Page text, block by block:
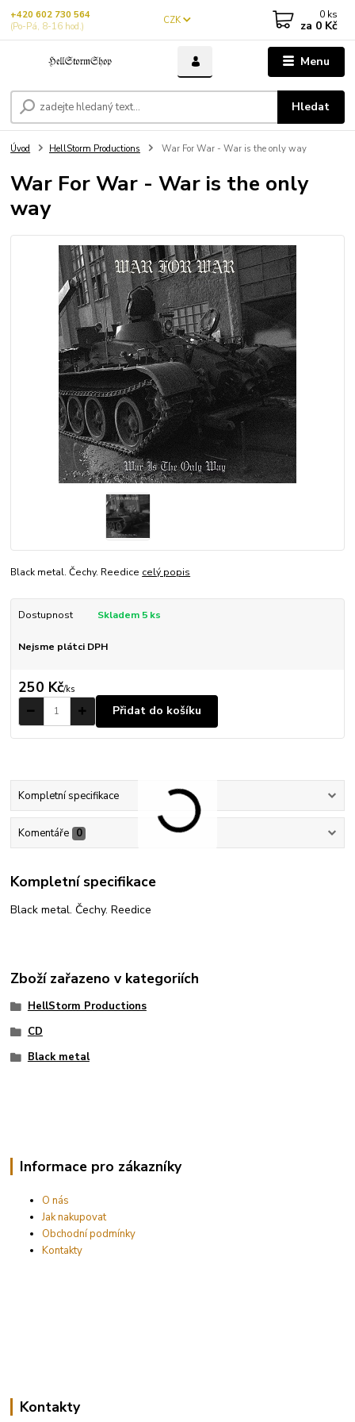
Menu
CZK
Hledat
+420 602 730 564
(Po-Pá, 8-16 hod.)
0 ks
za 0 Kč
Úvod HellStorm Productions War For War - War is the only way
War For War - War is the only
way
Black metal. Čechy. Reedice celý popis
Dostupnost Skladem 5 ks
Nejsme plátci DPH
250 Kč/ks
Přidat do košíku
Kompletní specifikace
Komentáře 0
Kompletní specifikace
Black metal. Čechy. Reedice
Zboží zařazeno v kategoriích
HellStorm Productions
CD
Black metal
Informace pro zákazníky
O nás
Jak nakupovat
Obchodní podmínky
Kontakty
Kontakty